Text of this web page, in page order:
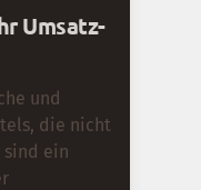
Umsatz-
und
die nicht
sind ein